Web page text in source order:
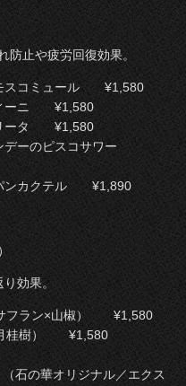
防止や疲労回復効果。
モスコミュール ¥1,580
ィーニ ¥1,580
リータ ¥1,580
デーのピスコサワー
パンカクテル ¥1,890
効果。
サフラン×山椒） ¥1,580
月桂樹） ¥1,580
石の華オリジナル／エクス